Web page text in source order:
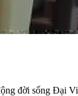
đời sống Đại